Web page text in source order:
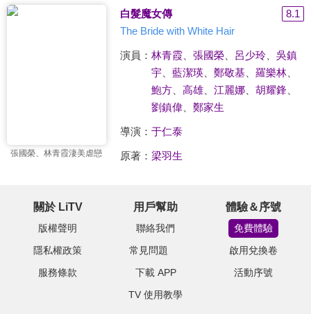
張國榮、林青霞淒美虐戀
白髮魔女傳
8.1
The Bride with White Hair
演員： 林青霞、 張國榮、 呂少玲、 吳鎮
宇、 藍潔瑛、 鄭敬基、 羅樂林、
鮑方、 高雄、 江麗娜、 胡耀鋒
劉鎮偉、 鄭家生
導演： 于仁泰
原著： 梁羽生
關於 LiTV
版權聲明
隱私權政策
服務條款
用戶幫助
聯絡我們
常見問題
下載 APP
TV 使用教學
體驗＆序號
免費體驗
啟用兌換卷
活動序號